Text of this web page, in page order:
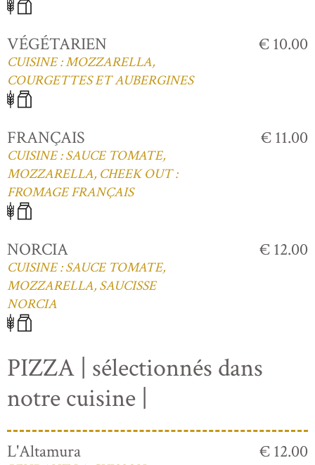
VÉGÉTARIEN
CUISINE : MOZZARELLA,
COURGETTES ET AUBERGINES
€ 10.00
FRANÇAIS
CUISINE : SAUCE TOMATE,
MOZZARELLA, CHEEK OUT :
FROMAGE FRANÇAIS
€ 11.00
NORCIA
CUISINE : SAUCE TOMATE,
MOZZARELLA, SAUCISSE
NORCIA
€ 12.00
PIZZA | sélectionnés dans
notre cuisine |
L'Altamura € 12.00